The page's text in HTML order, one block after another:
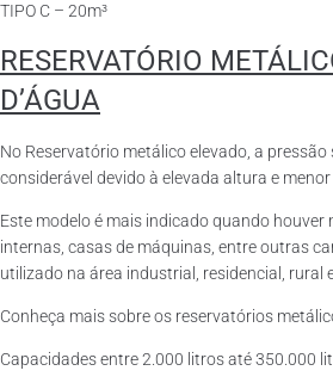
TIPO C – 20m³
RESERVATÓRIO
D’ÁGUA
No Reservatório metálico elevado, a pressão
considerável devido à elevada altura e
Este modelo é mais indicado quando houver
internas, casas de máquinas, entre outras
utilizado na área industrial, residencial, rural
Conheça mais sobre os reservatórios
Capacidades entre 2.000 litros até 350.000